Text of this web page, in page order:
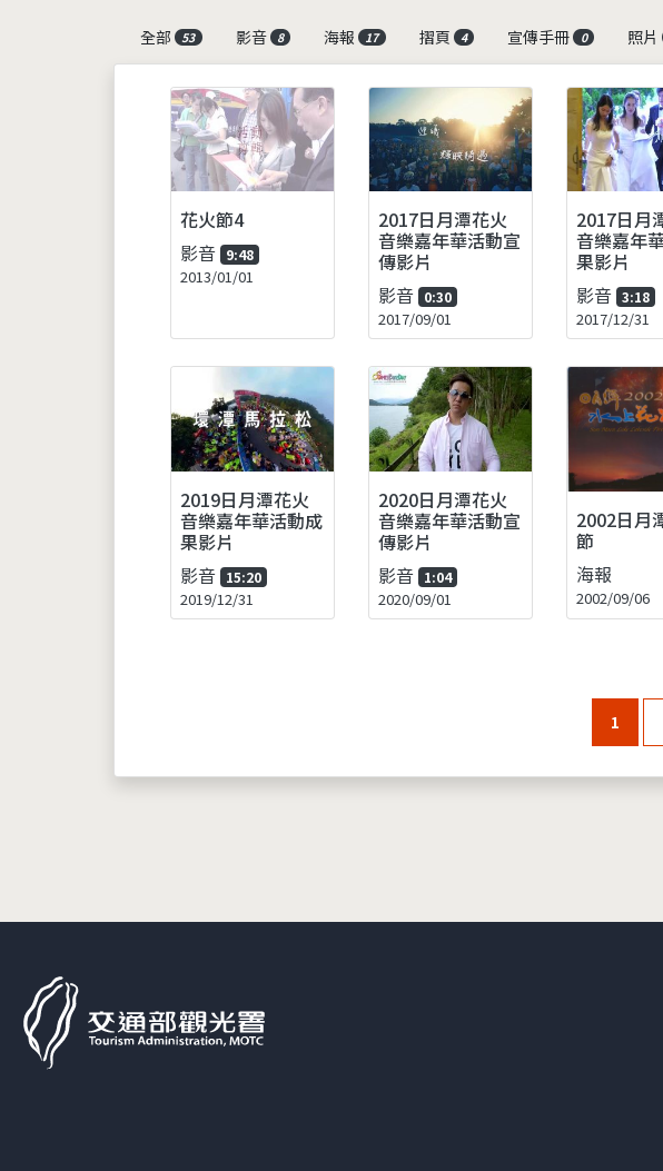
全部
53 影音 8 海報 17 摺頁 4 宣傳手冊 0 照片
花火節4
影音 9:48
2013/01/01
2017日月潭花火
音樂嘉年華活動宣
傳影片
影音 0:30
2017/09/01
2017日月
音樂嘉年
果影片
影音 3:18
2017/12/31
2019日月潭花火
音樂嘉年華活動成
果影片
影音 15:20
2019/12/31
2020日月潭花火
音樂嘉年華活動宣
傳影片
影音 1:04
2020/09/01
2002日月
節
海報
2002/09/06
1